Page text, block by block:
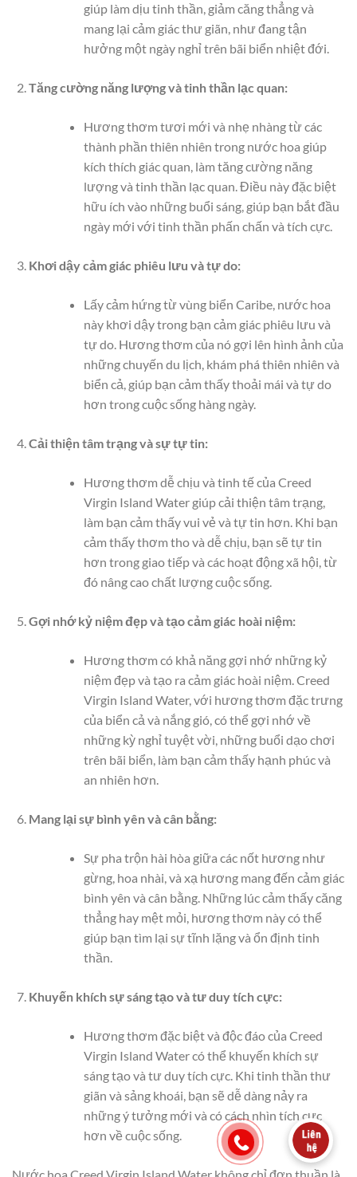
giúp làm dịu tinh thần, giảm căng thẳng và
mang lại cảm giác thư giãn, như đang tận
hưởng một ngày nghỉ trên bãi biển nhiệt đới.
Tăng cường năng lượng và tinh thần lạc quan:
Hương thơm tươi mới và nhẹ nhàng từ các
thành phần thiên nhiên trong nước hoa giúp
kích thích giác quan, làm tăng cường năng
lượng và tinh thần lạc quan. Điều này đặc biệt
hữu ích vào những buổi sáng, giúp bạn bắt đầu
ngày mới với tinh thần phấn chấn và tích cực.
Khơi dậy cảm giác phiêu lưu và tự do:
Lấy cảm hứng từ vùng biển Caribe, nước hoa
này khơi dậy trong bạn cảm giác phiêu lưu và
tự do. Hương thơm của nó gợi lên hình ảnh của
những chuyến du lịch, khám phá thiên nhiên và
biển cả, giúp bạn cảm thấy thoải mái và tự do
hơn trong cuộc sống hàng ngày.
Cải thiện tâm trạng và sự tự tin:
Hương thơm dễ chịu và tinh tế của Creed
Virgin Island Water giúp cải thiện tâm trạng,
làm bạn cảm thấy vui vẻ và tự tin hơn. Khi bạn
cảm thấy thơm tho và dễ chịu, bạn sẽ tự tin
hơn trong giao tiếp và các hoạt động xã hội, từ
đó nâng cao chất lượng cuộc sống.
Gợi nhớ kỷ niệm đẹp và tạo cảm giác hoài niệm:
Hương thơm có khả năng gợi nhớ những kỷ
niệm đẹp và tạo ra cảm giác hoài niệm. Creed
Virgin Island Water, với hương thơm đặc trưng
của biển cả và nắng gió, có thể gợi nhớ về
những kỳ nghỉ tuyệt vời, những buổi dạo chơi
trên bãi biển, làm bạn cảm thấy hạnh phúc và
an nhiên hơn.
Mang lại sự bình yên và cân bằng:
Sự pha trộn hài hòa giữa các nốt hương như
gừng, hoa nhài, và xạ hương mang đến cảm giác
bình yên và cân bằng. Những lúc cảm thấy căng
thẳng hay mệt mỏi, hương thơm này có thể
giúp bạn tìm lại sự tĩnh lặng và ổn định tinh
thần.
Khuyến khích sự sáng tạo và tư duy tích cực:
Hương thơm đặc biệt và độc đáo của Creed
Virgin Island Water có thể khuyến khích sự
sáng tạo và tư duy tích cực. Khi tinh thần thư
giãn và sảng khoái, bạn sẽ dễ dàng nảy ra
những ý tưởng mới và có cách nhìn tích cực
hơn về cuộc sống.